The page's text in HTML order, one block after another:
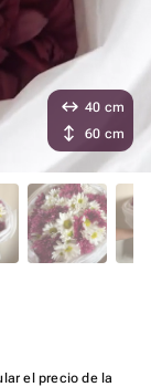
el precio de la
40 cm
60 cm